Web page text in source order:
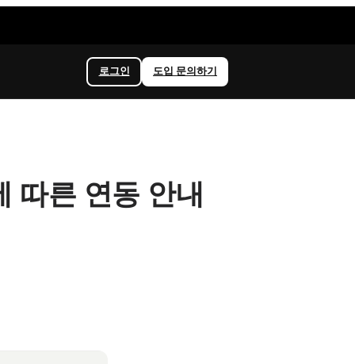
로그인 도입 문의하기
따른 연동 안내